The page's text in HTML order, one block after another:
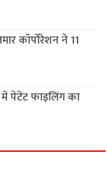
कॉर्पोरेशन ने 11
पेटेंट फाइलिंग का